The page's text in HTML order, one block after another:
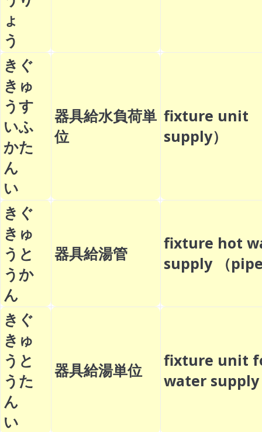
ょ
う
きぐ
きゅ
うす
いふ
かた
ん
い
器具給水負荷単
位
fixture unit
supply）
きぐ
きゅ
うと
うか
ん
器具給湯管
fixture hot
supply （
きぐ
きゅ
うと
うた
ん
い
器具給湯単位
fixture unit
water